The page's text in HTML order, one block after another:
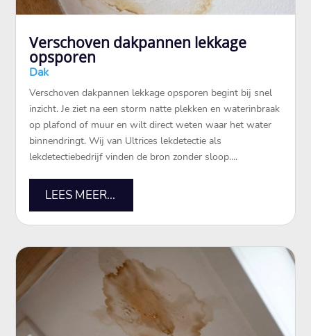
Verschoven dakpannen lekkage
opsporen
Dak
Verschoven dakpannen lekkage opsporen begint bij snel
inzicht.​ Je ziet na een storm natte plekken en waterinbraak
op plafond of muur en wilt direct weten waar het water
binnendringt.​ Wij van Ultrices lekdetectie als
lekdetectiebedrijf vinden de bron zonder sloop.​...
LEES MEER...